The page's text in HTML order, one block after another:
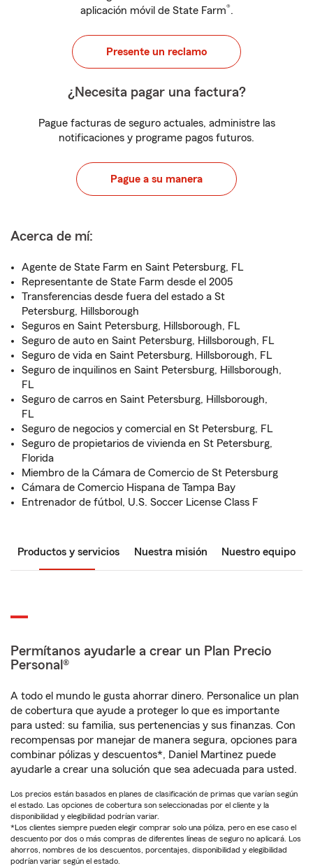
aplicación móvil de State Farm®.
Presente un reclamo
¿Necesita pagar una factura?
Pague facturas de seguro actuales, administre las
notificaciones y programe pagos futuros.
Pague a su manera
Acerca de mí:
Agente de State Farm en Saint Petersburg, FL
Representante de State Farm desde el 2005
Transferencias desde fuera del estado a St
Petersburg, Hillsborough
Seguros en Saint Petersburg, Hillsborough, FL
Seguro de auto en Saint Petersburg, Hillsborough, FL
Seguro de vida en Saint Petersburg, Hillsborough, FL
Seguro de inquilinos en Saint Petersburg, Hillsborough,
FL
Seguro de carros en Saint Petersburg, Hillsborough,
FL
Seguro de negocios y comercial en St Petersburg, FL
Seguro de propietarios de vivienda en St Petersburg,
Florida
Miembro de la Cámara de Comercio de St Petersburg
Cámara de Comercio Hispana de Tampa Bay
Entrenador de fútbol, U.S. Soccer License Class F
Productos y servicios Nuestra misión Nuestro equipo
Permítanos ayudarle a crear un Plan Precio
Personal®
A todo el mundo le gusta ahorrar dinero. Personalice un plan
de cobertura que ayude a proteger lo que es importante
para usted: su familia, sus pertenencias y sus finanzas. Con
recompensas por manejar de manera segura, opciones para
combinar pólizas y descuentos*, Daniel Martinez puede
ayudarle a crear una solución que sea adecuada para usted.
Los precios están basados en planes de clasificación de primas que varían según
el estado. Las opciones de cobertura son seleccionadas por el cliente y la
disponibilidad y elegibilidad podrían variar.
*Los clientes siempre pueden elegir comprar solo una póliza, pero en ese caso el
descuento por dos o más compras de diferentes líneas de seguro no aplicará. Los
ahorros, nombres de los descuentos, porcentajes, disponibilidad y elegibilidad
podrían variar según el estado.